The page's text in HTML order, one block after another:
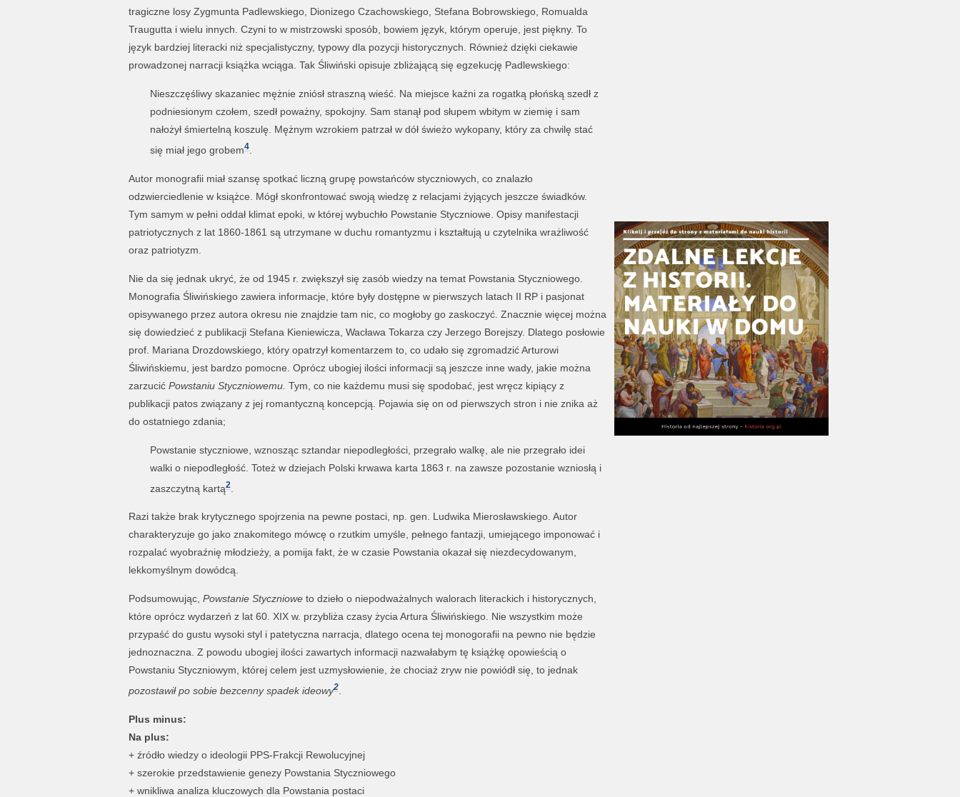
tragiczne losy Zygmunta Padlewskiego, Dionizego Czachowskiego, Stefana Bobrowskiego, Romualda
Traugutta i wielu innych. Czyni to w mistrzowski sposób, bowiem język, którym operuje, jest piękny. To
język bardziej literacki niż specjalistyczny, typowy dla pozycji historycznych. Również dzięki ciekawie
prowadzonej narracji książka wciąga. Tak Śliwiński opisuje zbliżającą się egzekucję Padlewskiego:
Nieszczęśliwy skazaniec mężnie zniósł straszną wieść. Na miejsce kaźni za rogatką płońską szedł z
podniesionym czołem, szedł poważny, spokojny. Sam stanął pod słupem wbitym w ziemię i sam
nałożył śmiertelną koszulę. Mężnym wzrokiem patrzał w dół świeżo wykopany, który za chwilę stać
się miał jego grobem4.
Autor monografii miał szansę spotkać liczną grupę powstańców styczniowych, co znalazło
odzwierciedlenie w książce. Mógł skonfrontować swoją wiedzę z relacjami żyjących jeszcze świadków.
Tym samym w pełni oddał klimat epoki, w której wybuchło Powstanie Styczniowe. Opisy manifestacji
patriotycznych z lat 1860-1861 są utrzymane w duchu romantyzmu i kształtują u czytelnika wrażliwość
oraz patriotyzm.
Nie da się jednak ukryć, że od 1945 r. zwiększył się zasób wiedzy na temat Powstania Styczniowego.
Monografia Śliwińskiego zawiera informacje, które były dostępne w pierwszych latach II RP i pasjonat
opisywanego przez autora okresu nie znajdzie tam nic, co mogłoby go zaskoczyć. Znacznie więcej można
się dowiedzieć z publikacji Stefana Kieniewicza, Wacława Tokarza czy Jerzego Borejszy. Dlatego posłowie
prof. Mariana Drozdowskiego, który opatrzył komentarzem to, co udało się zgromadzić Arturowi
Śliwińskiemu, jest bardzo pomocne. Oprócz ubogiej ilości informacji są jeszcze inne wady, jakie można
zarzucićPowstaniu Styczniowemu. Tym, co nie każdemu musi się spodobać, jest wręcz kipiący z
publikacji patos związany z jej romantyczną koncepcją. Pojawia się on od pierwszych stron i nie znika aż
do ostatniego zdania;
Powstanie styczniowe, wznosząc sztandar niepodległości, przegrało walkę, ale nie przegrało idei
walki o niepodległość. Toteż w dziejach Polski krwawa karta 1863 r. na zawsze pozostanie wzniosłą i
zaszczytną kartą2.
Razi także brak krytycznego spojrzenia na pewne postaci, np. gen. Ludwika Mierosławskiego. Autor
charakteryzuje go jako znakomitego mówcę o rzutkim umyśle, pełnego fantazji, umiejącego imponować i
rozpalać wyobraźnię młodzieży, a pomija fakt, że w czasie Powstania okazał się niezdecydowanym,
lekkomyślnym dowódcą.
Podsumowując, Powstanie Stycznioweto dzieło o niepodważalnych walorach literackich i historycznych,
które oprócz wydarzeń z lat 60. XIX w. przybliża czasy życia Artura Śliwińskiego. Nie wszystkim może
przypaść do gustu wysoki styl i patetyczna narracja, dlatego ocena tej monogorafii na pewno nie będzie
jednoznaczna. Z powodu ubogiej ilości zawartych informacji nazwałabym tę książkę opowieścią o
Powstaniu Styczniowym, której celem jest uzmysłowienie, że chociaż zryw nie powiódł się, to jednak
pozostawił po sobie bezcenny spadek ideowy2.
Plus minus:
Na plus:
+ źródło wiedzy o ideologii PPS-Frakcji Rewolucyjnej
+ szerokie przedstawienie genezy Powstania Styczniowego
+ wnikliwa analiza kluczowych dla Powstania postaci